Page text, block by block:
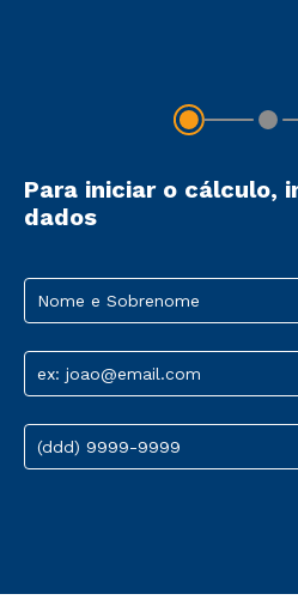
Para iniciar o cálculo,
dados
Nome e Sobrenome
ex: joao@email.com
(ddd) 9999-9999